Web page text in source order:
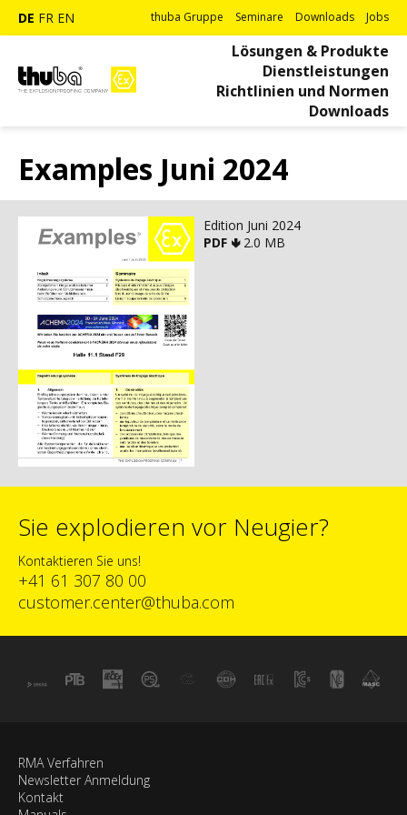
DE FR EN thuba Gruppe Seminare Downloads Jobs
Lösungen & Produkte
Dienstleistungen
Richtlinien und Normen
Downloads
Examples Juni 2024
Edition Juni 2024
PDF 🢃 2.0 MB
Sie explodieren vor Neugier?
Kontaktieren Sie uns!
+41 61 307 80 00
customer.center@thuba.com
RMA Verfahren
Newsletter Anmeldung
Kontakt